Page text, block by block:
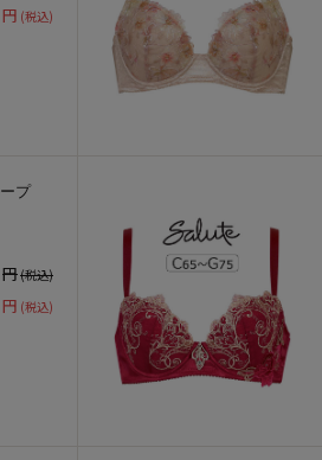
円 (税込)
プ
円(税込)
円 (税込)